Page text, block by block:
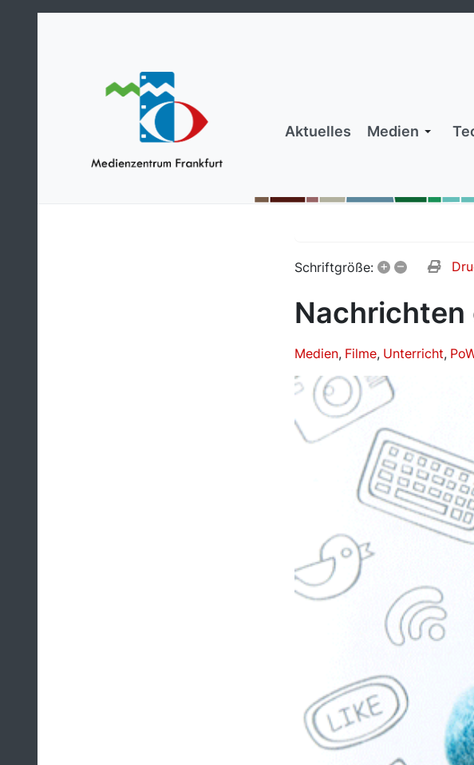
Aktuelles Medien
Schriftgröße: + –
Medien Filme Unterricht